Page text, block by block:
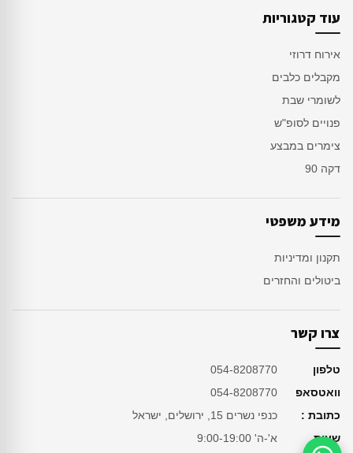
עוד קטגוריות
אירוח דרוזי
מקבלים כלבים
לשומרי שבת
פנויים לסופ"ש
צימרים במבצע
דקה 90
מידע משפטי
תקנון ומדיניות
ביטולים והחזרים
צרו קשר
טלפון
054-8208770
וואטסאפ
054-8208770
כתובת :
כנפי נשרים 15, ירושלים, ישראל
שעות
א'-ה' 9:00-19:00